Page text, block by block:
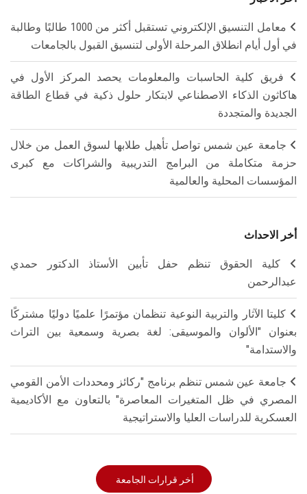
معامل التنسيق الإلكتروني تستقبل أكثر من 1000 طالبًا وطالبة
في أول أيام انطلاق المرحلة الأولى لتنسيق القبول بالجامعات
فريق كلية الحاسبات والمعلومات يحصد المركز الأول في
هاكاثون الذكاء الاصطناعي لابتكار حلول ذكية في قطاع الطاقة
الجديدة والمتجددة
جامعة عين شمس تواصل تأهيل طلابها لسوق العمل من خلال
حزمة متكاملة من البرامج التدريبية والشراكات مع كبرى
المؤسسات المحلية والعالمية
أخر الاحداث
كلية الحقوق تنظم حفل تأبين الأستاذ الدكتور حمدي
عبدالرحمن
كليتا الآثار والتربية النوعية تنظمان مؤتمرًا علميًا دوليًا مشتركًا
بعنوان "الألوان والموسيقى: لغة بصرية وسمعية بين التراث
والاستدامة"
جامعة عين شمس تنظم برنامج "ركائز ومحددات الأمن القومي
المصري في ظل المتغيرات المعاصرة" بالتعاون مع الأكاديمية
العسكرية للدراسات العليا والاستراتيجية
أخر قرارات الجامعة